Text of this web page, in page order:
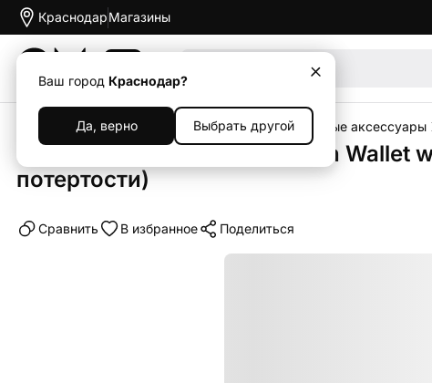
Краснодар
Ваш город Краснодар?
Да, верно Выбрать другой
Магазины
Каталог Уцененная техника Уцененные аксессуары
Кардхолдер Apple FineWoven Wallet
потертости)
Cравнить В избранное Поделиться